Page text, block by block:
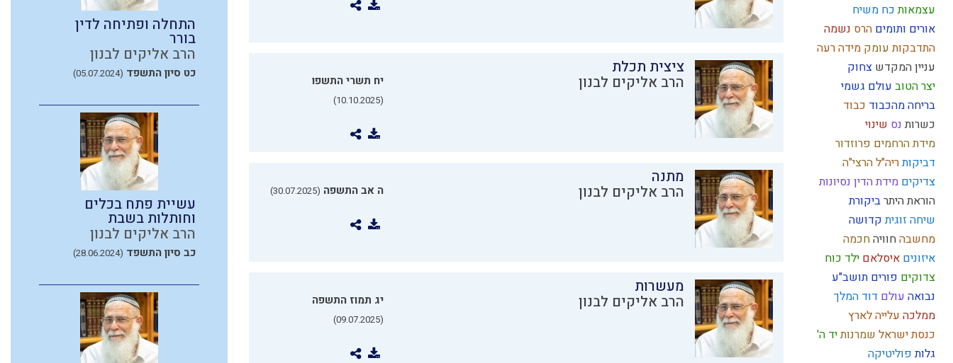
עצמאותכח משיח
אורים ותומים הרס נשמה
התדבקותעומק מידה רעה
עניין המקדש צחוק
יצר הטוב עולם גשמי
בריחה מהכבוד כבוד
כשרותנס שינוי
מידת הרחמים פרוזדור
דביקותריה"להרצי"ה
צדיקים מידת הדין נסיונות
הוראת היתרביקורת
שיחה זוגיתקדושה
מחשבהחוויהחכמה
איזונים איסלאם ילד כוח
צדוקים פורים תושב"ע
נבואה עולם דוד המלך
ממלכה עלייה לארץ
כנסת ישראל שמרנותיד ה'
גלותפוליטיקה
ציצית תכלת
הרב אליקים לבנון יח תשרי התשפו
(10.10.2025)
מתנה
הרב אליקים לבנון ה אב התשפה (30.07.2025)
מעשרות
הרב אליקים לבנון יג תמוז התשפה
(09.07.2025)
התחלה ופתיחה לדין
בורר
הרב אליקים לבנון
כט סיון התשפד (05.07.2024)
עשיית פתח בכלים
וחותלות בשבת
הרב אליקים לבנון
כב סיון התשפד (28.06.2024)